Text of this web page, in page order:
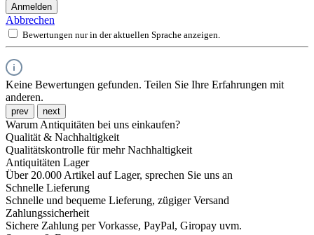
Anmelden
Abbrechen
Bewertungen nur in der aktuellen Sprache anzeigen.
Keine Bewertungen gefunden. Teilen Sie Ihre Erfahrungen mit
anderen.
prev next
Warum Antiquitäten bei uns einkaufen?
Qualität & Nachhaltigkeit
Qualitätskontrolle für mehr Nachhaltigkeit
Antiquitäten Lager
Über 20.000 Artikel auf Lager, sprechen Sie uns an
Schnelle Lieferung
Schnelle und bequeme Lieferung, zügiger Versand
Zahlungssicherheit
Sichere Zahlung per Vorkasse, PayPal, Giropay uvm.